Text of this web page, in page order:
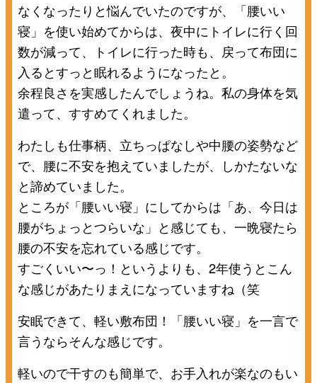
なくなったりと悩んでいたのですが、「腰いい
寝」を使い始めてからは、夜中にトイレに行く回
数が減って、トイレに行った時も、戻って布団に
入るとすっと眠れるようになったと。
余程良さを実感したんでしょうね。私の身体を気
遣って、すすめてくれました。
わたしも仕事柄、立ちっぱなしや中腰の姿勢など
で、腰に不安を抱えていましたが、しかたないな
と諦めていました。
ところが「腰いい寝」にしてからは「あ、今日は
腰がちょっとつらいな」と感じても、一晩寝たら
腰の不安を忘れている感じです。
すごくいい〜っ！というよりも、2年使うとこん
な感じがあたりまえになっていますね（笑
安眠できて、軽い敷布団！「腰いい寝」を一言で
言うならそんな感じです。
軽いので干すのも簡単で、お手入れが楽なのもい